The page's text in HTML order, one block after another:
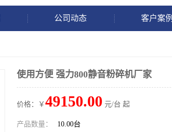
公司动态 客户案例
使用方便 强力800静音粉碎机厂家
价格：￥ 49150.00 元/台 起
产品数量： 10.00台